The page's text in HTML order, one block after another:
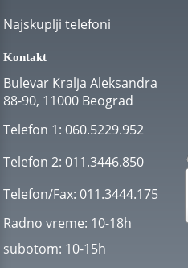
Najskuplji telefoni
Kontakt
Bulevar Kralja Aleksandra
88-90, 11000 Beograd
Telefon 1: 060.5229.952
Telefon 2: 011.3446.850
Telefon/Fax: 011.3444.175
Radno vreme: 10-18h
subotom: 10-15h